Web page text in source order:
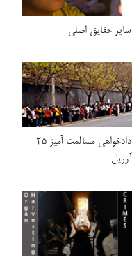
سایر حقایق اصلی
دادخواهی مسالمت‌ آمیز 25
آوریل